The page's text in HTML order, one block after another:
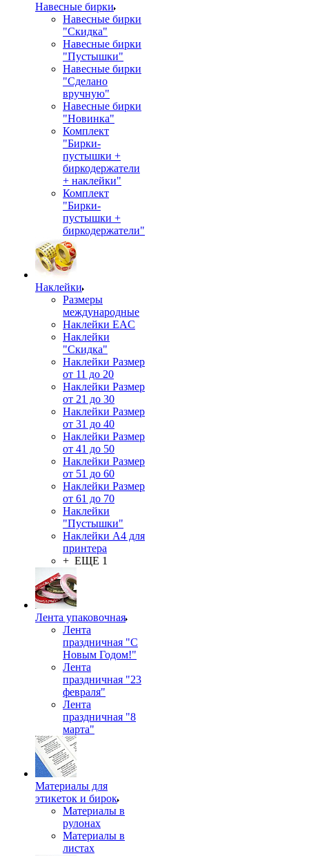
Навесные бирки
Навесные бирки
"Скидка"
Навесные бирки
"Пустышки"
Навесные бирки
"Сделано
вручную"
Навесные бирки
"Новинка"
Комплект
"Бирки-
пустышки +
биркодержатели
+ наклейки"
Комплект
"Бирки-
пустышки +
биркодержатели"
Наклейки
Размеры
международные
Наклейки EAC
Наклейки
"Скидка"
Наклейки Размер
от 11 до 20
Наклейки Размер
от 21 до 30
Наклейки Размер
от 31 до 40
Наклейки Размер
от 41 до 50
Наклейки Размер
от 51 до 60
Наклейки Размер
от 61 до 70
Наклейки
"Пустышки"
Наклейки А4 для
принтера
+ ЕЩЕ 1
Лента упаковочная
Лента
праздничная "С
Новым Годом!"
Лента
праздничная "23
февраля"
Лента
праздничная "8
марта"
Материалы для
этикеток и бирок
Материалы в
рулонах
Материалы в
листах